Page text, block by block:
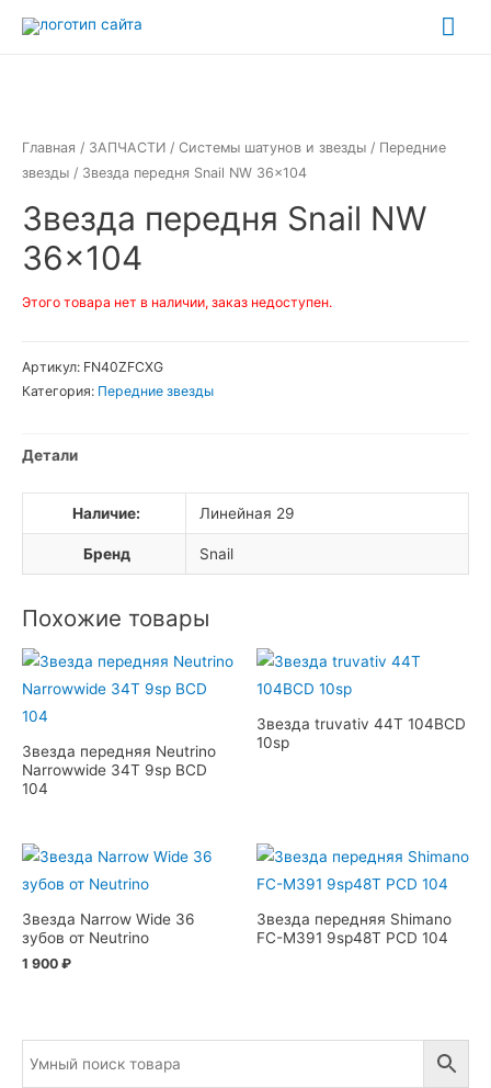
Главная / ЗАПЧАСТИ / Системы шатунов и звезды / Передние
звезды / Звезда передня Snail NW 36×104
Звезда передня Snail NW
36×104
Этого товара нет в наличии, заказ недоступен.
Артикул: FN40ZFCXG
Категория: Передние звезды
Детали
Наличие: Линейная 29
Бренд Snail
Похожие товары
Звезда передняя Neutrino
Narrowwide 34T 9sp BCD
104
Звезда truvativ 44T 104BCD
10sp
Звезда Narrow Wide 36
зубов от Neutrino
1 900 ₽
Звезда передняя Shimano
FC-M391 9sp48T PCD 104